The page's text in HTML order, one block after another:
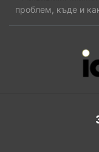
проблем, къде и